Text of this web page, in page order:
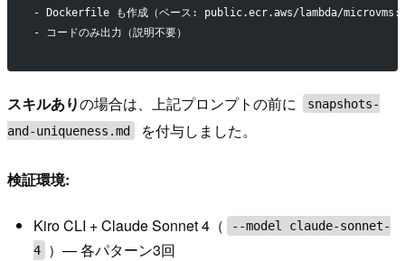
- Dockerfile も作成（ベース: public.ecr.aws/lambda/
- コードのみ出力（説明不要）
スキルありの場合は、上記プロンプトの前に
snapshots-
and-uniqueness.md
を付与しました。
検証環境:
Kiro CLI + Claude Sonnet 4（
--model claude-sonnet-
4
）— 各パターン3回